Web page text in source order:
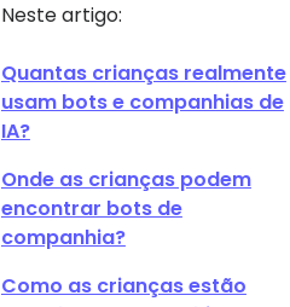
Neste artigo:
Quantas crianças realmente
usam bots e companhias de
IA?
Onde as crianças podem
encontrar bots de
companhia?
Como as crianças estão